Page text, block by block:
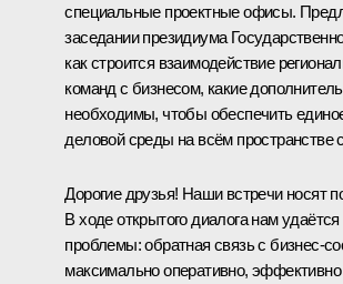
специальные проектные офисы.
заседании президиума
как строится взаимодействие
команд с бизнесом, какие
необходимы, чтобы обеспечить
деловой среды на всём пространстве
Дорогие друзья! Наши встречи носят
В ходе открытого диалога нам
проблемы: обратная связь с бизнес-
максимально оперативно,